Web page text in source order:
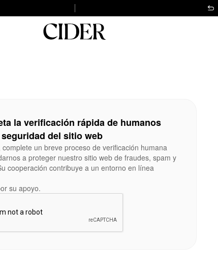
la verificación rápida de humanos
del sitio web
complete un breve proceso de verificación humana
a proteger nuestro sitio web de fraudes, spam y
cooperación contribuye a un entorno en línea
su apoyo.